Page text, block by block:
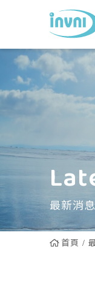
最新消息
首頁